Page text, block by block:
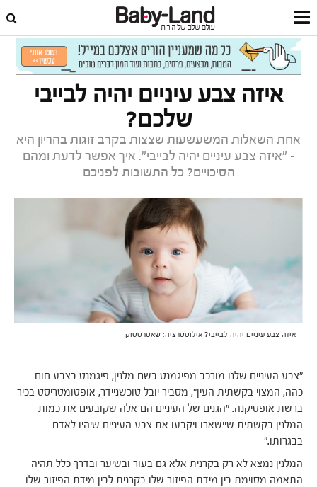
התפתחות התינוק
איזה צבע עיניים יהיה לבייבי
שלכם?
אחת השאלות המשעשעות שצצות בקרב זוגות בהריון היא
- "איזה צבע עיניים יהיה לבייבי". איך אפשר לדעת ומהם
הסיכויים? כל התשובות לפניכם
איזה צבע עיניים יהיה לבייבי? אילוסטרציה: שאטרסטוק
"צבע העיניים שלנו מורכב מפיגמנט בשם מלנין, פיגמנט בצבע חום
כהה, המצוי בקשתית העין", מסביר יובל טוכשניידר, אופטומטריסט בכיר
ברשת אופטיקנה. "הגנים של העיניים הם אלה שקובעים את כמות
המלנין בקשתית שיישארו ויקבעו את צבע העיניים שיהיו לאדם
בבגרותו."
המלנין נמצא לא רק בקרנית אלא גם בעור ובשיער ובדרך כלל תהיה
התאמה מסוימת בין מידת הפיזור שלו בקרנית לבין מידת הפיזור שלו